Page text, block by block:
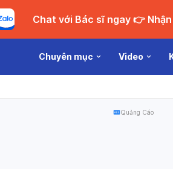
Chat với Bác
Chuyên mục Video
Quảng Cáo